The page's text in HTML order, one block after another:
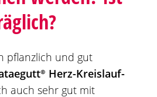
pflanzlich und gut
Herz-Kreislauf-
auch sehr gut mit